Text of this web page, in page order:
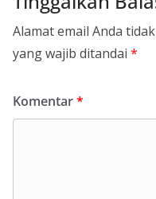
Alamat email Anda
yang wajib ditandai *
Komentar*